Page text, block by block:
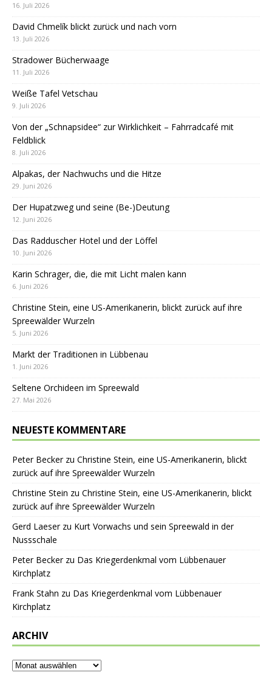
16. Juli 2026
David Chmelík blickt zurück und nach vorn
13. Juli 2026
Stradower Bücherwaage
11. Juli 2026
Weiße Tafel Vetschau
9. Juli 2026
Von der „Schnapsidee“ zur Wirklichkeit – Fahrradcafé mit
Feldblick
8. Juli 2026
Alpakas, der Nachwuchs und die Hitze
29. Juni 2026
Der Hupatzweg und seine (Be-)Deutung
12. Juni 2026
Das Radduscher Hotel und der Löffel
10. Juni 2026
Karin Schrager, die, die mit Licht malen kann
6. Juni 2026
Christine Stein, eine US-Amerikanerin, blickt zurück auf ihre
Spreewälder Wurzeln
5. Juni 2026
Markt der Traditionen in Lübbenau
1. Juni 2026
Seltene Orchideen im Spreewald
27. Mai 2026
NEUESTE KOMMENTARE
Peter Beckerzu Christine Stein, eine US-Amerikanerin, blickt
zurück auf ihre Spreewälder Wurzeln
Christine Stein zu Christine Stein, eine US-Amerikanerin, blickt
zurück auf ihre Spreewälder Wurzeln
Gerd Laeserzu Kurt Vorwachs und sein Spreewald in der
Nussschale
Peter Beckerzu Das Kriegerdenkmal vom Lübbenauer
Kirchplatz
Frank Stahn zu Das Kriegerdenkmal vom Lübbenauer
Kirchplatz
ARCHIV